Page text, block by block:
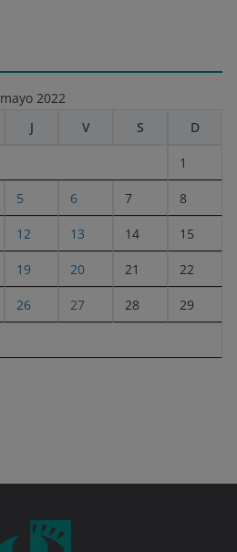
mayo 2022
J V S D
1
5 6 7 8
12 13 14 15
19 20 21 22
26 27 28 29